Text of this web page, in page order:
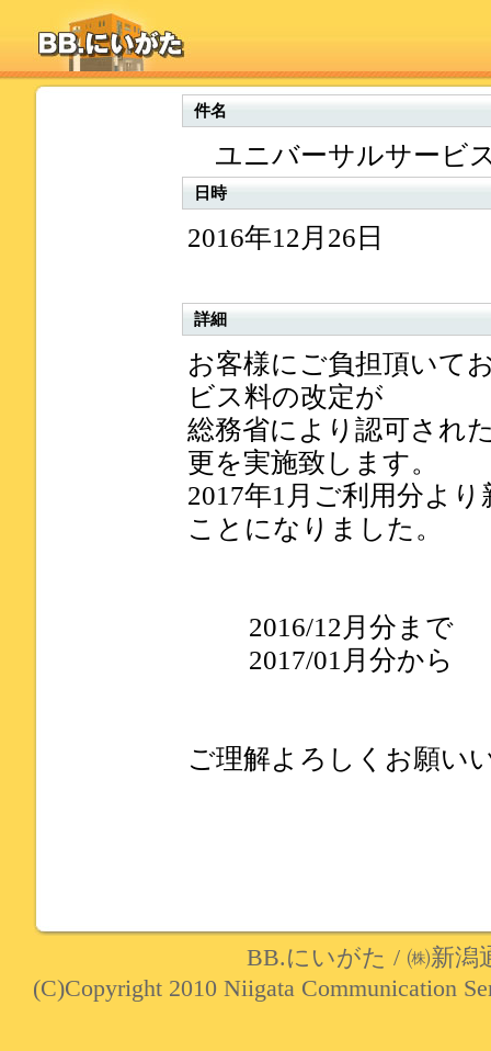
件名
ユニバーサルサービ
日時
2016年12月26日
詳細
お客様にご負担頂いて
ビス料の改定が
総務省により認可され
更を実施致します。
2017年1月ご利用分よ
ことになりました。
2016/12月分まで
2017/01月分から
ご理解よろしくお願い
BB.にいがた / ㈱新潟
(C)Copyright 2010 Niigata Communication